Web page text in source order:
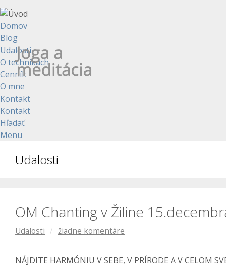
Domov
Blog
Udalosti
O technikách
Cenník
O mne
Kontakt
Kontakt
Hľadať
Menu
Udalosti
OM Chanting v Žiline
Udalosti / žiadne komentáre
NÁJDITE HARMÓNIU V SEBE, V PRÍRODE A V CELOM